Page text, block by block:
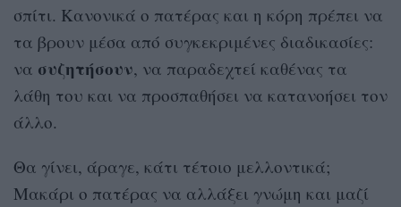
σπίτι. Κανονικά ο πατέρας και η κόρη πρέπει να
τα βρουν μέσα από συγκεκριμένες διαδικασίες:
να συζητήσουν, να παραδεχτεί καθένας τα
λάθη του και να προσπαθήσει να κατανοήσει τον
άλλο.
Θα γίνει, άραγε, κάτι τέτοιο μελλοντικά;
Μακάρι ο πατέρας να αλλάξει γνώμη και μαζί